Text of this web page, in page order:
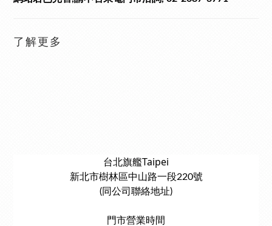
了解更多
台北旗艦Taipei
新北市樹林區中山路一段220號
(同公司聯絡地址)
門市營業時間